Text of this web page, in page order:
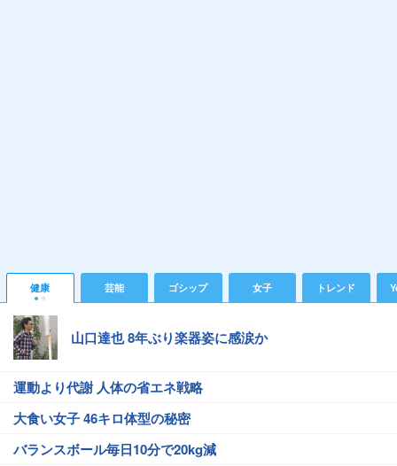
健康 芸能 ゴシップ 女子 トレンド
山口達也 8年ぶり楽器姿に感涙か
運動より代謝 人体の省エネ戦略
大食い女子 46キロ体型の秘密
バランスボール毎日10分で20kg減